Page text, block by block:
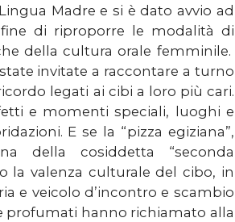
Madre e si è dato avvio ad
di riproporre le modalità di
della cultura orale femminile.
invitate a raccontare a turno
legati ai cibi a loro più cari.
e momenti speciali, luoghi e
E se la “pizza egiziana”,
della cosiddetta “seconda
la valenza culturale del cibo, in
e veicolo d’incontro e scambio
profumati hanno richiamato alla